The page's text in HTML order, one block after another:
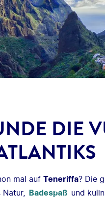
DIE
mal auf Teneriffa? Die
Natur, Badespaß und